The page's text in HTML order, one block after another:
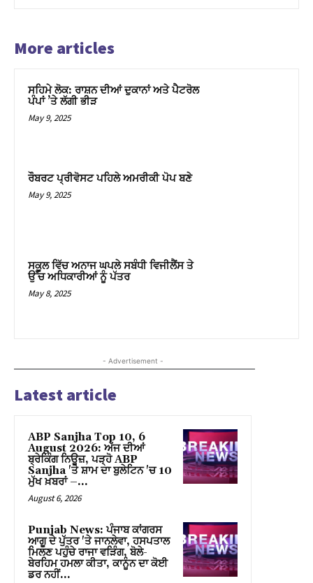
More articles
ਸਹਿਮੇ ਲੋਕ: ਰਾਸ਼ਨ ਦੀਆਂ ਦੁਕਾਨਾਂ ਅਤੇ ਪੈਟਰੋਲ
ਪੰਪਾਂ ’ਤੇ ਲੱਗੀ ਭੀੜ
May 9, 2025
ਰੌਬਰਟ ਪ੍ਰੀਵੋਸਟ ਪਹਿਲੇ ਅਮਰੀਕੀ ਪੋਪ ਬਣੇ
May 9, 2025
ਸਕੂਲ ਵਿੱਚ ਅਨਾਜ ਘਪਲੇ ਸਬੰਧੀ ਵਿਜੀਲੈਂਸ ਤੇ
ਉੱਚ ਅਧਿਕਾਰੀਆਂ ਨੂੰ ਪੱਤਰ
May 8, 2025
- Advertisement -
Latest article
ABP Sanjha Top 10, 6
August 2026: ਅੱਜ ਦੀਆਂ
ਬ੍ਰੇਕਿੰਗ ਨਿਊਜ਼, ਪੜ੍ਹੋ ABP
Sanjha 'ਤੇ ਸ਼ਾਮ ਦਾ ਬੁਲੇਟਿਨ 'ਚ 10
ਮੁੱਖ ਖ਼ਬਰਾਂ –...
August 6, 2026
Punjab News: ਪੰਜਾਬ ਕਾਂਗਰਸ
ਆਗੂ ਦੇ ਪੁੱਤਰ 'ਤੇ ਜਾਨਲੇਵਾ, ਹਸਪਤਾਲ
ਮਿਲਣ ਪਹੁੰਚੇ ਰਾਜਾ ਵੜਿੰਗ, ਬੋਲੇ-
ਬੇਰਹਿਮ ਹਮਲਾ ਕੀਤਾ, ਕਾਨੂੰਨ ਦਾ ਕੋਈ
ਡਰ ਨਹੀਂ…